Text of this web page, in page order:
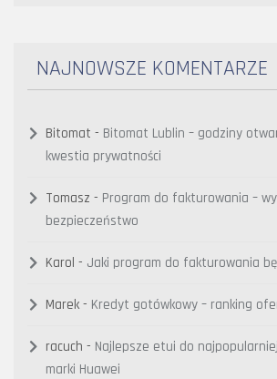
NAJNOWSZE KOMENTARZE
Bitomat - Bitomat Lublin – godziny
kwestia prywatności
Tomasz - Program do fakturowania –
bezpieczeństwo
Karol - Jaki program do fakturowania
Marek - Kredyt gotówkowy – ranking
racuch - Najlepsze etui do
marki Huawei